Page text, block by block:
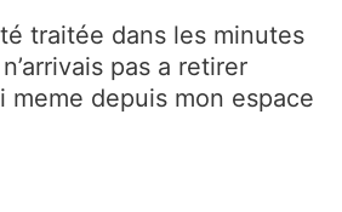
traitée dans les minutes
pas a retirer
meme depuis mon espace